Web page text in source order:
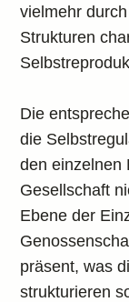
vielmehr
Strukturen
Die
die
den einzelnen
Gesellschaft
Ebene der
präsent, was
strukturieren